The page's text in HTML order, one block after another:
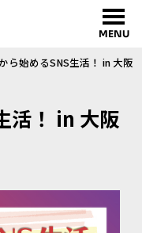
MENU
ら始めるSNS生活！ in 大阪
活！ in 大阪